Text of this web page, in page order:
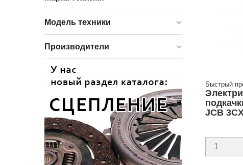
Модель техники
Производители
Быстрый
JCB